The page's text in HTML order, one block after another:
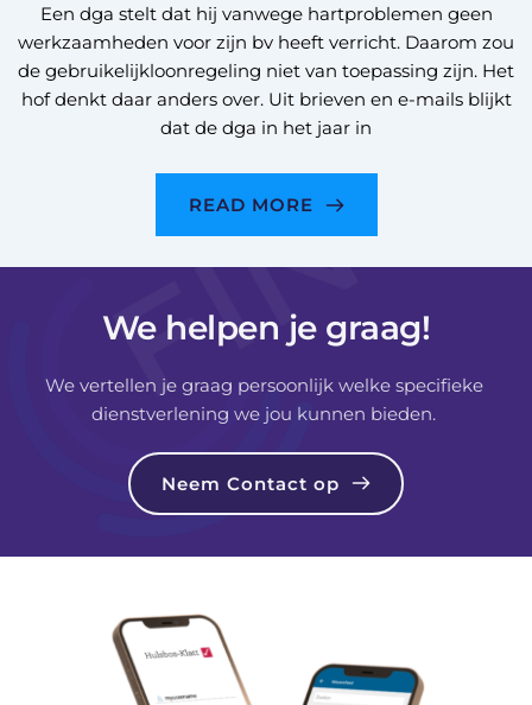
Een dga stelt dat hij vanwege hartproblemen geen
werkzaamheden voor zijn bv heeft verricht. Daarom zou
de gebruikelijkloonregeling niet van toepassing zijn. Het
hof denkt daar anders over. Uit brieven en e-mails blijkt
dat de dga in het jaar in
READ MORE
We helpen je graag!
We vertellen je graag persoonlijk welke specifieke
dienstverlening we jou kunnen bieden.
Neem Contact op